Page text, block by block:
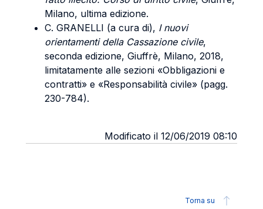
Milano, ultima edizione.
C. GRANELLI (a cura di), I nuovi
orientamenti della Cassazione civile,
seconda edizione, Giuffrè, Milano, 2018,
limitatamente alle sezioni «Obbligazioni e
contratti» e «Responsabilità civile» (pagg.
230-784).
Modificato il 12/06/2019 08:10
Torna su